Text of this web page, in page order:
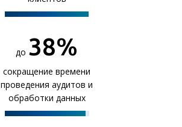
до 40%
сокращение времени
проведения аудитов и
обработки данных